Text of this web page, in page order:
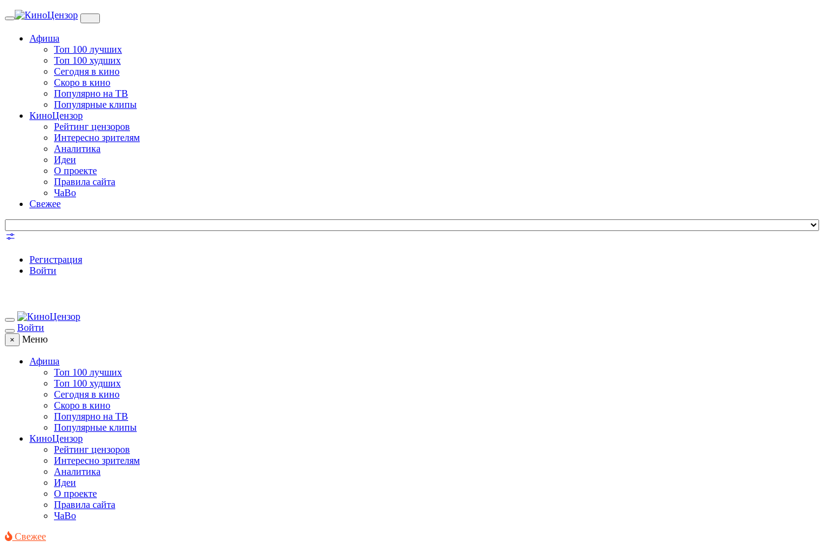
Toggle
Афиша
Топ 100 лучших
Топ 100 худших
Сегодня в кино
Скоро в кино
Популярно на ТВ
Популярные клипы
КиноЦензор
Рейтинг цензоров
Интересно зрителям
Аналитика
Идеи
О проекте
Правила сайта
ЧаВо
Свежее
Регистрация
Войти
Войти
× Меню
Афиша
Топ 100 лучших
Топ 100 худших
Сегодня в кино
Скоро в кино
Популярно на ТВ
Популярные клипы
КиноЦензор
Рейтинг цензоров
Интересно зрителям
Аналитика
Идеи
О проекте
Правила сайта
ЧаВо
Свежее